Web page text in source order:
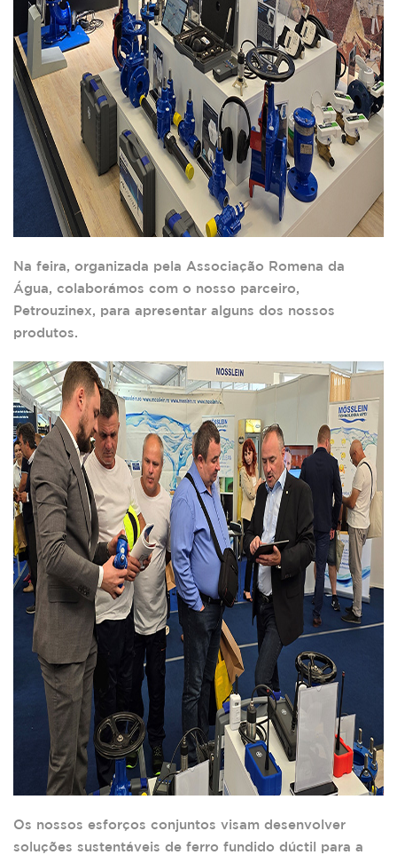
Na feira, organizada pela Associação Romena da
Água, colaborámos com o nosso parceiro,
Petrouzinex, para apresentar alguns dos nossos
produtos.
Os nossos esforços conjuntos visam desenvolver
soluções sustentáveis de ferro fundido dúctil para a